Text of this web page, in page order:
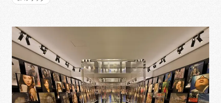
われました。『遠野物語』から紐解く遠野創世の物語、そして『遠野
人々の営みや風土の描写がこの土地が持つ不思議な力を展示空間に
映し出し、来館者一人ひとりの新たな“遠野物語”を育むきっかけを
生み出します。